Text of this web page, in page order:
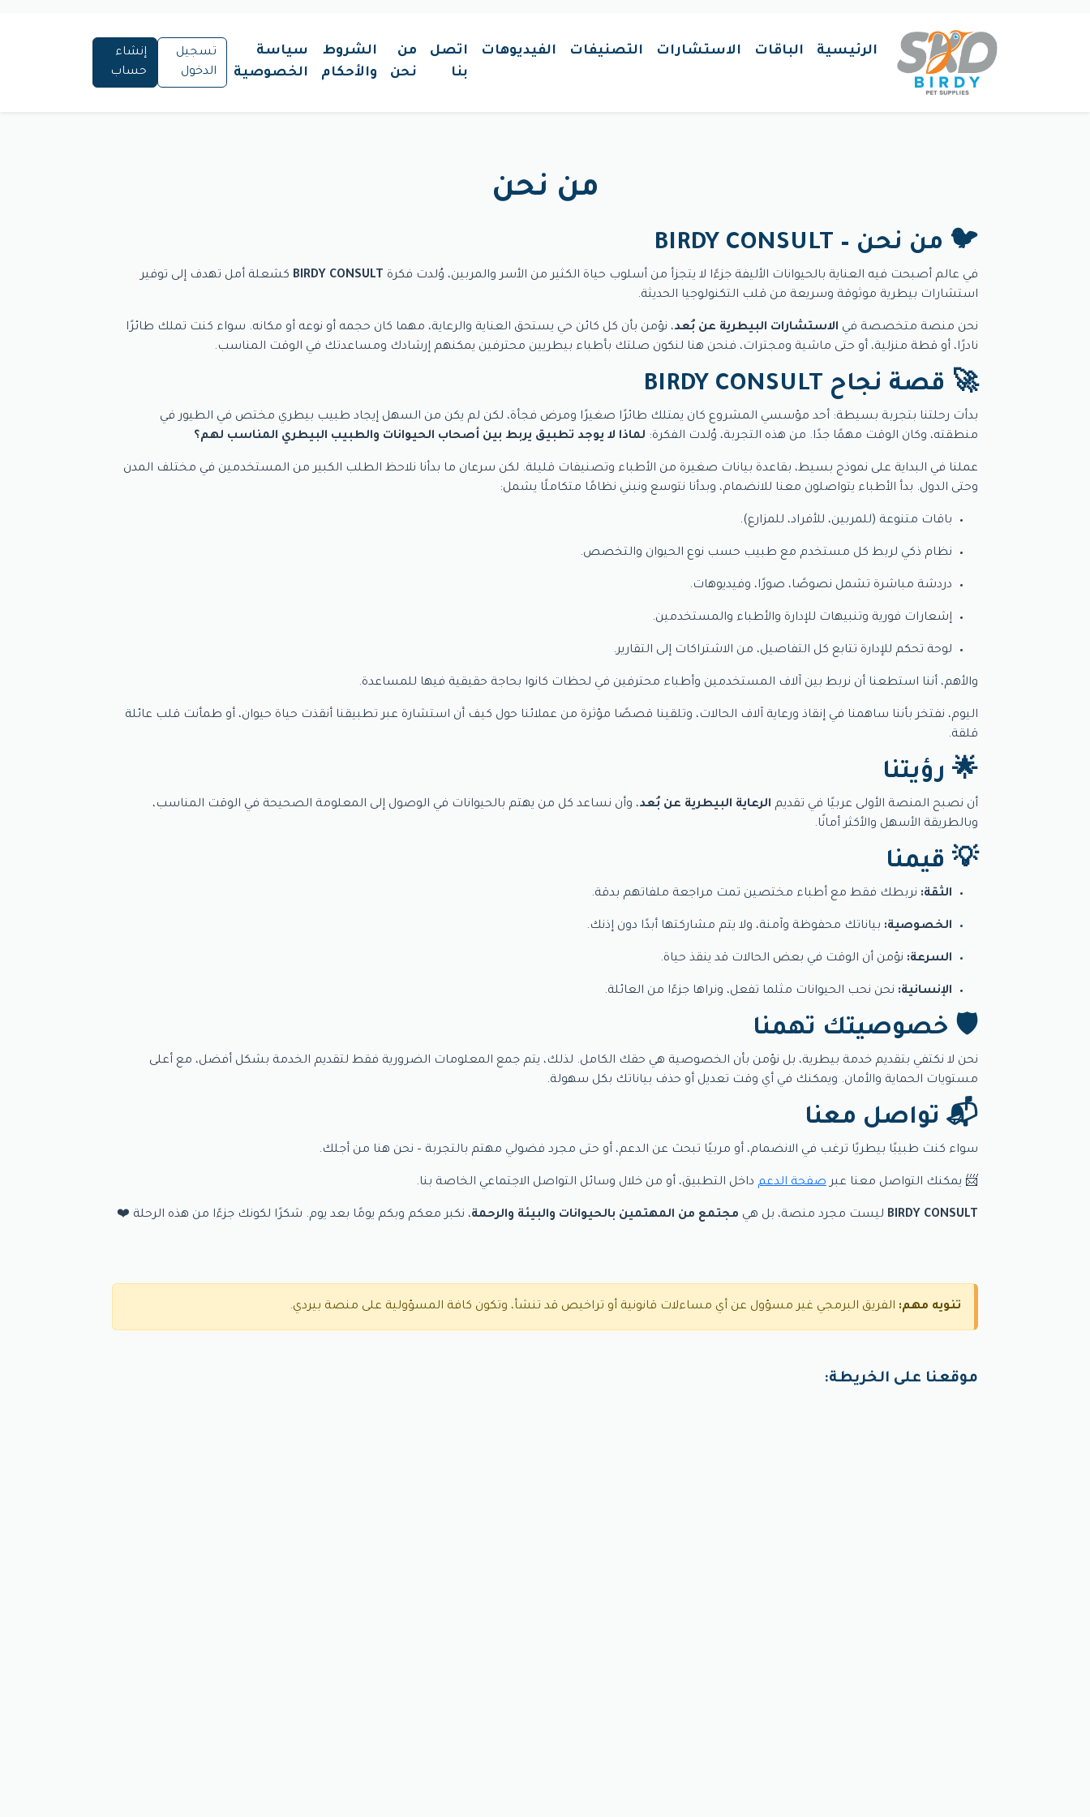
الرئيسية الباقات الاستشارات التصنيفات الفيديوهات
اتصل
بنا
من
نحن
الشروط
والأحكام
سياسة
الخصوصية
تسجيل
الدخول
إنشاء
حساب
من نحن
🐦 من نحن – BIRDY CONSULT
في عالم أصبحت فيه العناية بالحيوانات الأليفة جزءًا لا يتجزأ من أسلوب حياة الكثير من الأسر والمربين، وُلدت فكرة BIRDY CONSULT كشعلة أمل تهدف إلى توفير
استشارات بيطرية موثوقة وسريعة من قلب التكنولوجيا الحديثة.
نحن منصة متخصصة في الاستشارات البيطرية عن بُعد، نؤمن بأن كل كائن حي يستحق العناية والرعاية، مهما كان حجمه أو نوعه أو مكانه. سواء كنت تملك طائرًا
نادرًا، أو قطة منزلية، أو حتى ماشية ومجترات، فنحن هنا لنكون صلتك بأطباء بيطريين محترفين يمكنهم إرشادك ومساعدتك في الوقت المناسب.
🚀 قصة نجاح BIRDY CONSULT
بدأت رحلتنا بتجربة بسيطة: أحد مؤسسي المشروع كان يمتلك طائرًا صغيرًا ومرض فجأة، لكن لم يكن من السهل إيجاد طبيب بيطري مختص في الطيور في
منطقته، وكان الوقت مهمًا جدًا. من هذه التجربة، وُلدت الفكرة: لماذا لا يوجد تطبيق يربط بين أصحاب الحيوانات والطبيب البيطري المناسب لهم؟
عملنا في البداية على نموذج بسيط، بقاعدة بيانات صغيرة من الأطباء وتصنيفات قليلة. لكن سرعان ما بدأنا نلاحظ الطلب الكبير من المستخدمين في مختلف المدن
وحتى الدول. بدأ الأطباء يتواصلون معنا للانضمام، وبدأنا نتوسع ونبني نظامًا متكاملًا يشمل:
باقات متنوعة (للمربين، للأفراد، للمزارع).
نظام ذكي لربط كل مستخدم مع طبيب حسب نوع الحيوان والتخصص.
دردشة مباشرة تشمل نصوصًا، صورًا، وفيديوهات.
إشعارات فورية وتنبيهات للإدارة والأطباء والمستخدمين.
لوحة تحكم للإدارة تتابع كل التفاصيل، من الاشتراكات إلى التقارير.
والأهم، أننا استطعنا أن نربط بين آلاف المستخدمين وأطباء محترفين في لحظات كانوا بحاجة حقيقية فيها للمساعدة.
اليوم، نفتخر بأننا ساهمنا في إنقاذ ورعاية آلاف الحالات، وتلقينا قصصًا مؤثرة من عملائنا حول كيف أن استشارة عبر تطبيقنا أنقذت حياة حيوان، أو طمأنت قلب عائلة
قلقة.
🌟 رؤيتنا
أن نصبح المنصة الأولى عربيًا في تقديم الرعاية البيطرية عن بُعد، وأن نساعد كل من يهتم بالحيوانات في الوصول إلى المعلومة الصحيحة في الوقت المناسب،
وبالطريقة الأسهل والأكثر أمانًا.
💡 قيمنا
الثقة: نربطك فقط مع أطباء مختصين تمت مراجعة ملفاتهم بدقة.
الخصوصية: بياناتك محفوظة وآمنة، ولا يتم مشاركتها أبدًا دون إذنك.
السرعة: نؤمن أن الوقت في بعض الحالات قد ينقذ حياة.
الإنسانية: نحن نحب الحيوانات مثلما تفعل، ونراها جزءًا من العائلة.
🛡️ خصوصيتك تهمنا
نحن لا نكتفي بتقديم خدمة بيطرية، بل نؤمن بأن الخصوصية هي حقك الكامل. لذلك، يتم جمع المعلومات الضرورية فقط لتقديم الخدمة بشكل أفضل، مع أعلى
مستويات الحماية والأمان. ويمكنك في أي وقت تعديل أو حذف بياناتك بكل سهولة.
📬 تواصل معنا
سواء كنت طبيبًا بيطريًا ترغب في الانضمام، أو مربيًا تبحث عن الدعم، أو حتى مجرد فضولي مهتم بالتجربة – نحن هنا من أجلك.
📨 يمكنك التواصل معنا عبرصفحة الدعم داخل التطبيق، أو من خلال وسائل التواصل الاجتماعي الخاصة بنا.
BIRDY CONSULT ليست مجرد منصة، بل هي مجتمع من المهتمين بالحيوانات والبيئة والرحمة، نكبر معكم وبكم يومًا بعد يوم. شكرًا لكونك جزءًا من هذه الرحلة ❤️
تنويه مهم: الفريق البرمجي غير مسؤول عن أي مساءلات قانونية أو تراخيص قد تنشأ، وتكون كافة المسؤولية على منصة بيردي.
موقعنا على الخريطة: